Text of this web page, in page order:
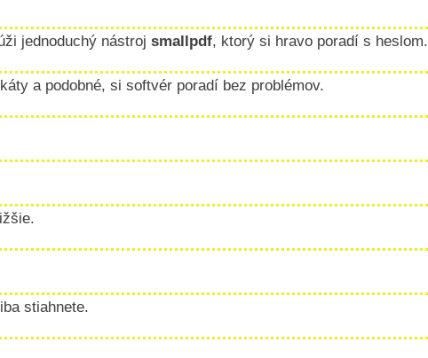
jednoduchý nástroj smallpdf, ktorý si hravo poradí s heslom.
a podobné, si softvér poradí bez problémov.
stiahnete.